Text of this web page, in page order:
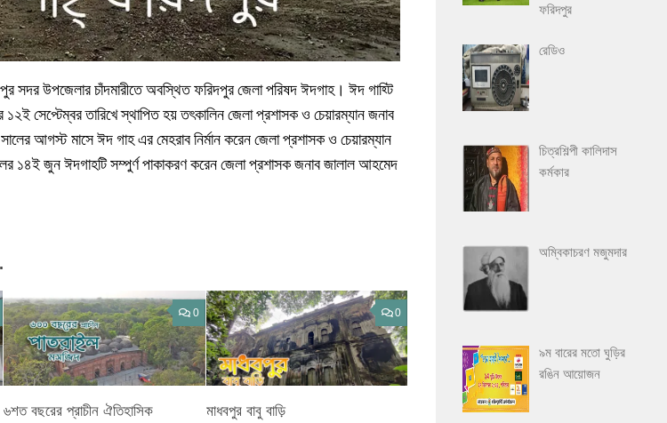
সদর উপজেলার চাঁদমারীতে অবস্থিত ফরিদপুর জেলা পরিষদ ঈদগাহ। ঈদ গাহ্টি
সেপ্টেম্বর তারিখে স্থাপিত হয় তৎকালিন জেলা প্রশাসক ও চেয়ারম্যান জনাব
আগস্ট মাসে ঈদ গাহ এর মেহরাব নির্মান করেন জেলা প্রশাসক ও চেয়ারম্যান
১৪ই জুন ঈদগাহটি সম্পুর্ণ পাকাকরণ করেন জেলা প্রশাসক জনাব জালাল আহমেদ
0
৬শত বছরের প্রাচীন ঐতিহাসিক
0
মাধবপুর বাবু বাড়ি
ফরিদপুর
রেডিও
চিত্রশিল্পী কালিদাস
কর্মকার
অম্বিকাচরণ মজুমদার
৯ম বারের মতো ঘুড়ির
রঙিন আয়োজন